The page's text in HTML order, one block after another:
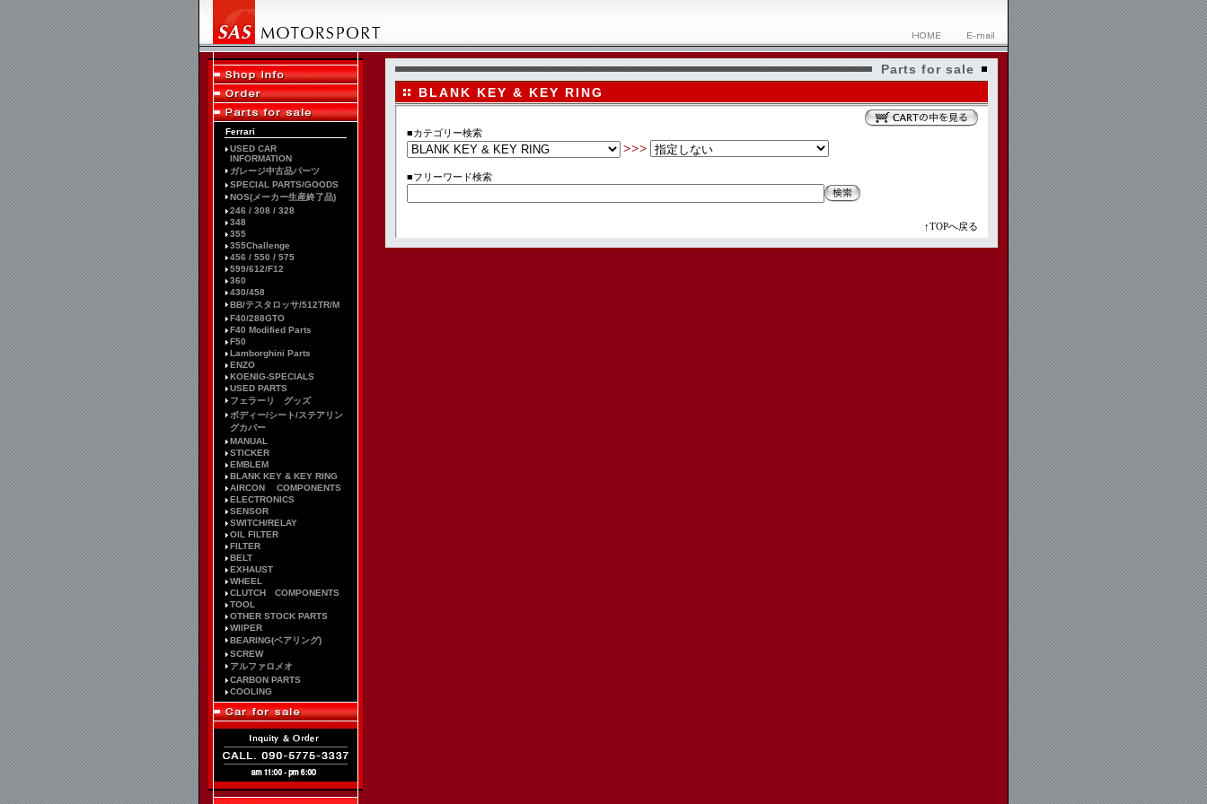
Ferrari
USED CAR
INFORMATION
ガレージ中古品パーツ
SPECIAL PARTS/GOODS
NOS(メーカー生産終了品)
246 / 308 / 328
348
355
355Challenge
456 / 550 / 575
599/612/F12
360
430/458
BB/テスタロッサ/512TR/M
F40/288GTO
F40 Modified Parts
F50
Lamborghini Parts
ENZO
KOENIG-SPECIALS
USED PARTS
フェラーリ グッズ
ボディー/シート/ステアリン
グカバー
MANUAL
STICKER
EMBLEM
BLANK KEY & KEY RING
AIRCON COMPONENTS
ELECTRONICS
SENSOR
SWITCH/RELAY
OIL FILTER
FILTER
BELT
EXHAUST
WHEEL
CLUTCH COMPONENTS
TOOL
OTHER STOCK PARTS
WIIPER
BEARING(ベアリング)
SCREW
アルファロメオ
CARBON PARTS
COOLING
Parts for sale
BLANK KEY & KEY RING
■カテゴリー検索
>>>
■フリーワード検索
↑TOPへ戻る